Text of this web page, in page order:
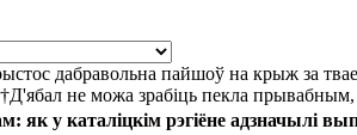
дабравольна пайшоў на крыж за
не можа зрабіць пекла
як у каталіцкім рэгіёне адзначылі